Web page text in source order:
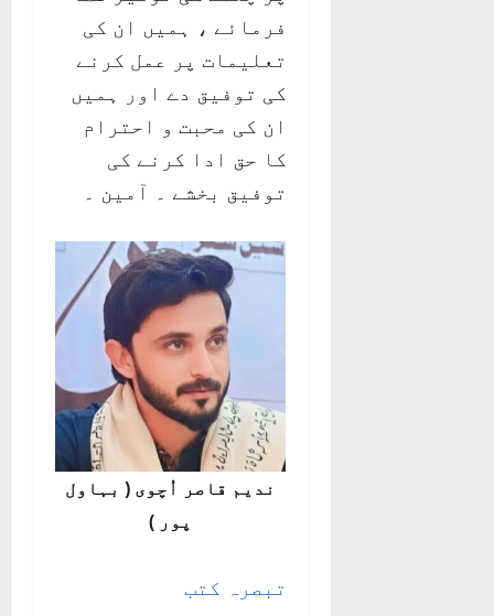
فرمائے ، ہمیں ان کی
تعلیمات پر عمل کرنے
کی توفیق دے اور ہمیں
ان کی محبت و احترام
کا حق ادا کرنے کی
توفیق بخشے ۔ آمین ۔
ندیم قاصر اُچوی ( بہاول
پور )
تبصرہ کتب